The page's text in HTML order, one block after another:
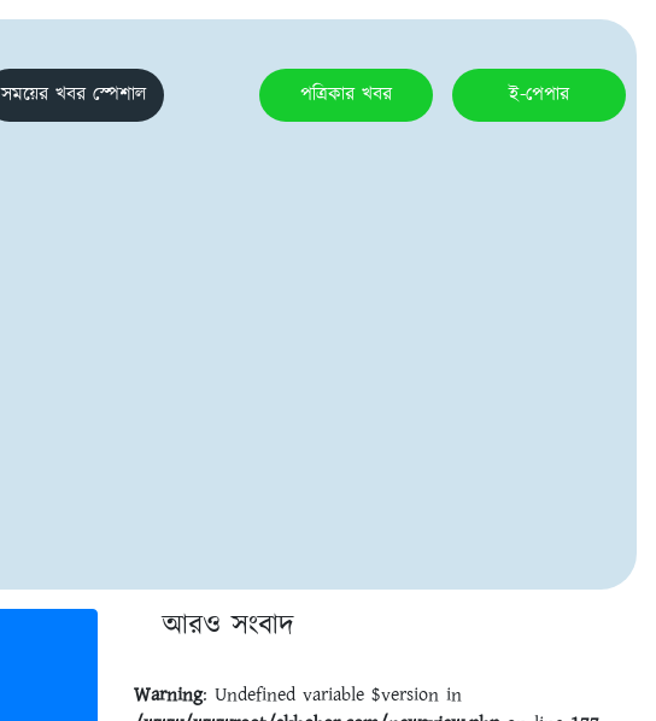
সময়ের খবর স্পেশাল পত্রিকার খবর ই-পেপার
আরও সংবাদ
Warning: Undefined variable $version in